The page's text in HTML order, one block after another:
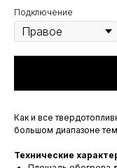
Подключение
Как и все
большом диапазоне
Технические